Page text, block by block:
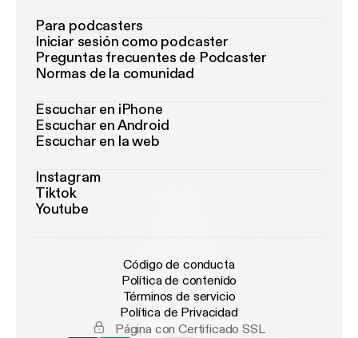
Para podcasters
Iniciar sesión como podcaster
Preguntas frecuentes de Podcaster
Normas de la comunidad
Escuchar en iPhone
Escuchar en Android
Escuchar en la web
Instagram
Tiktok
Youtube
Código de conducta
Política de contenido
Términos de servicio
Política de Privacidad
Página con Certificado SSL